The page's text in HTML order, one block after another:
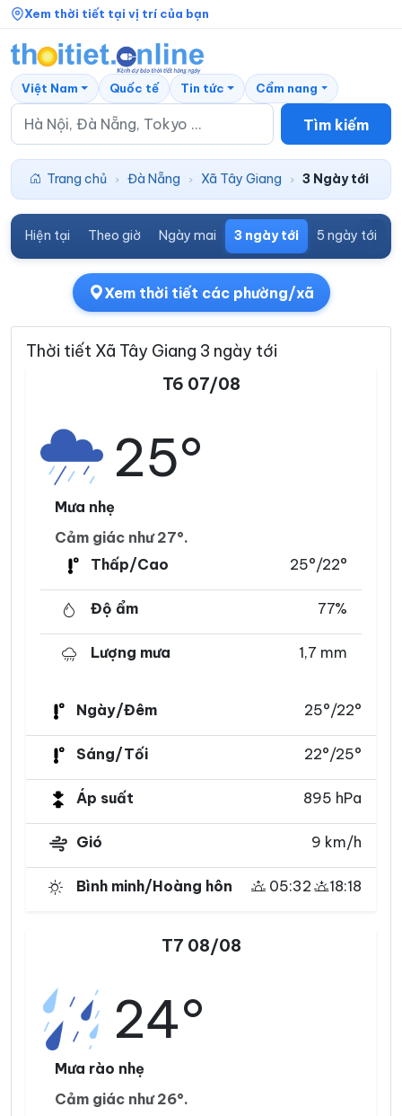
Xem thời tiết tại vị trí của bạn
Tìm kiếm
Việt Nam Quốc tế Tin tức Cẩm nang
Trang chủ › Đà Nẵng › Xã Tây Giang › 3 Ngày tới
Hiện tại Theo giờ Ngày mai 3 ngày tới 5 ngày tới
Xem thời tiết các phường/xã
Thời tiết Xã Tây Giang 3 ngày tới
T6 07/08
25°
Mưa nhẹ
Cảm giác như 27°.
Thấp/Cao
25°/22°
Độ ẩm 77%
Lượng mưa 1,7 mm
Ngày/Đêm 25°/22°
Sáng/Tối 22°/25°
Áp suất 895 hPa
Gió 9 km/h
Bình minh/Hoàng hôn 05:32 18:18
T7 08/08
24°
Mưa rào nhẹ
Cảm giác như 26°.